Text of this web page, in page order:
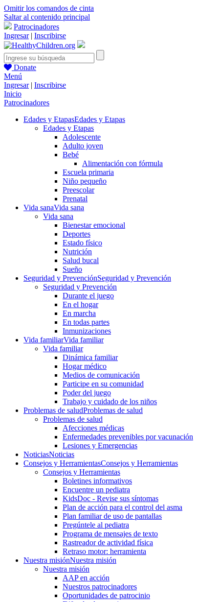
Omitir los comandos de cinta
Saltar al contenido principal
Patrocinadores
Ingresar| Inscribirse
Donate
Menú
Ingresar| Inscribirse
Inicio
Patrocinadores
Edades y EtapasEdades y Etapas
Edades y Etapas
Adolescente
Adulto joven
Bebé
Alimentación con fórmula
Escuela primaria
Niño pequeño
Preescolar
Prenatal
Vida sanaVida sana
Vida sana
Bienestar emocional
Deportes
Estado físico
Nutrición
Salud bucal
Sueño
Seguridad y PrevenciónSeguridad y Prevención
Seguridad y Prevención
Durante el juego
En el hogar
En marcha
En todas partes
Inmunizaciones
Vida familiarVida familiar
Vida familiar
Dinámica familiar
Hogar médico
Medios de comunicación
Participe en su comunidad
Poder del juego
Trabajo y cuidado de los niños
Problemas de saludProblemas de salud
Problemas de salud
Afecciones médicas
Enfermedades prevenibles por vacunación
Lesiones y Emergencias
NoticiasNoticias
Consejos y HerramientasConsejos y Herramientas
Consejos y Herramientas
Boletines informativos
Encuentre un pediatra
KidsDoc - Revise sus síntomas
Plan de acción para el control del asma
Plan familiar de uso de pantallas
Pregúntele al pediatra
Programa de mensajes de texto
Rastre​​ador de activida​d física
Retraso motor: herramienta
Nuestra misiónNuestra misión
Nuestra misión
AAP en acción
Nuestros patrocinadores
Oportunidades de patrocinio